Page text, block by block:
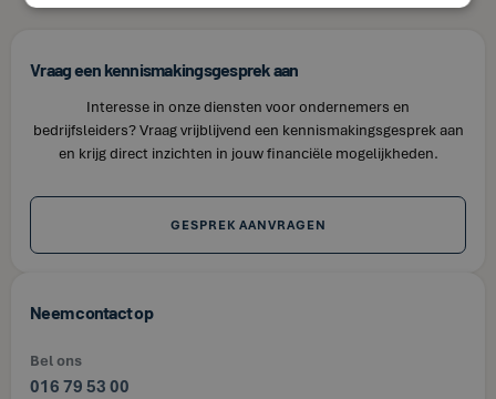
Vraag een kennismakingsgesprek aan
Interesse in onze diensten voor ondernemers en
bedrijfsleiders? Vraag vrijblijvend een kennismakingsgesprek aan
en krijg direct inzichten in jouw financiële mogelijkheden.
GESPREK AANVRAGEN
Neem contact op
Bel ons
016 79 53 00